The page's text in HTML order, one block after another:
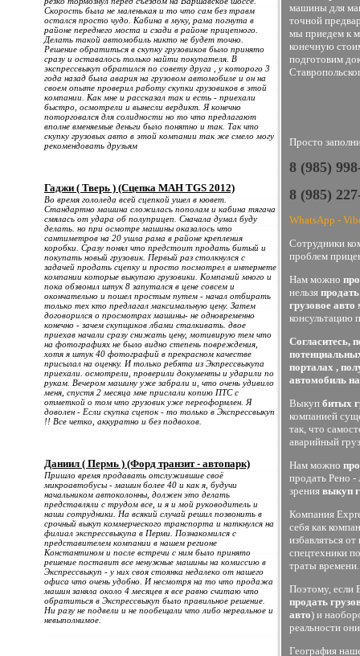
Скорость была не маленькая и то что сам без травм
остался просто чудо. Кабина в муку, рама погнута в
районе переднего моста и сзади в районе прицепного.
Делать такой автомобиль никто не будет точно.
Решение обратиться в скупку грузовиков было принято
сразу и оставалось только найти покупателя. В
экспрессвыкуп обратился по совету друга , у которого 3
года назад была авария на грузовом автомобиле и он на
своем опыте проверил работу скупки грузовиков в этой
компании. Как мне и рассказал так и есть - приехали
быстро, осмотрели и вынесли вердикт. Я конечно
поторговался для солидности но то что предлагают
вполне вменяемые деньги было понятно и так. Так что
скупку грузовых авто в этой компании так же смело могу
рекомендовать друзьям
Гаджи ( Тверь ) (Сцепка МАН TGS 2012)
Во время гололеда всей сцепкой ушел в кювет.
Стандартно машина сложилась пополам и кабина тягача
смялась от удара об полуприцеп. Сначала думал буду
делать. но при осмотре машины оказалось что
сантиметров на 20 ушла рама в районе крепления
коробки. Сразу понял что предстоит продать битый и
покупать новый грузовик. Первый раз столкнулся с
задачей продать сцепку и просто посмотрел в интернете
компании которые выкупаю грузовики. Компаний много и
пока обзвонил штук 8 запутался в цене совсем и
окончательно и пошел простым путем - начал отбирать
только тех кто предлагал максимальную цену. Затем
договорился о просмотрах машины- не одновременно
конечно - зачем скупщиков лбами сталкивать. двое
приехав начали сразу снижать цену, мотивирую тем что
на фотографиях не было видно степень повреждения,
хотя я штук 40 фотографий в прекрасном качестве
присылал на оценку. И только ребята из Экпрессвыкупа
приехали. осмотрели, проверили документы и ударили по
рукам. Вечером машину уже забрали и, что очень удивило
меня, спустя 2 месяца мне прислали копию ПТС с
отметкой о том что грузовик уже переоформлен. Я
доволен - Если скупка сцепок - то только в Экспрессвыкуп
!! Все четко, аккуратно и без подвохов.
Даниил ( Пермь ) (Форд транзит - автопарк)
Пришло время продавать отслужившие своё
микроавтобусы - машин более 40 и как я, будучи
начальником автоколонны, должен это делать
представляли с трудом все, и я и мой руководитель и
наши сотрудники. На всякий случай решил позвонить в
срочный выкуп коммерческого транспорта и наткнулся на
филиал экспрессвыкупа в Перми. Познакомился с
представителем компании в нашем регионе
Константином и после встречи с ним было принято
решение поставит все ненужные машины на комиссию в
Экспрессвыкуп - у них своя стоянка недалеко от нашего
офиса что очень удобно. И несмотря на то что продажа
машин заняла около 4 месяцев я все равно считаю что
обратиться в Экспрессвыкуп было правильное решение.
Ни разу не подвели и не пообещали что либо нереальное и
невыполнимое.
машины для
точной
мы приедем к
конечную
подготовим
Просто
8 (985)
8 (985)
WhatsApp -
Сотрудники
проблем
Нам можно
нельзя
грузовое авто
консультацию
Согласитесь,
порталах ,
автомобиль
Выкуп битых
компанией
так, что
аварийный
Нам можно
продать Рено -
зрения выкуп
Компания
себя как
избавляться
спецтехники
траты времени.
Поэтому, если
продать
авто) и
реальности
География